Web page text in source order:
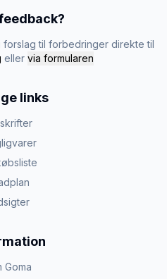
til forbedringer direkte til
eller via formularen
links
Goma